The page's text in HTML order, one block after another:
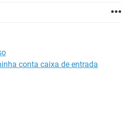
conta caixa de entrada